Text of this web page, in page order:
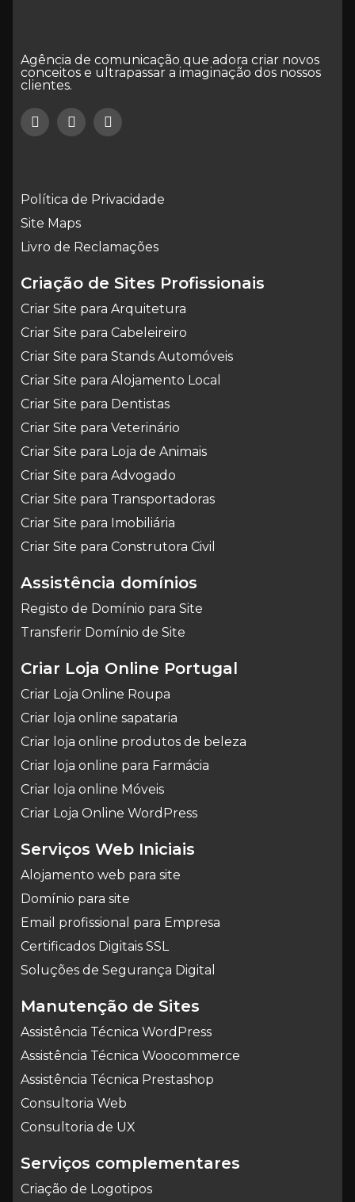
Agência de comunicação que adora criar novos
conceitos e ultrapassar a imaginação dos nossos
clientes.
Política de Privacidade
Site Maps
Livro de Reclamações
Criação de Sites Profissionais
Criar Site para Arquitetura
Criar Site para Cabeleireiro
Criar Site para Stands Automóveis
Criar Site para Alojamento Local
Criar Site para Dentistas
Criar Site para Veterinário
Criar Site para Loja de Animais
Criar Site para Advogado
Criar Site para Transportadoras
Criar Site para Imobiliária
Criar Site para Construtora Civil
Assistência domínios
Registo de Domínio para Site
Transferir Domínio de Site
Criar Loja Online Portugal
Criar Loja Online Roupa
Criar loja online sapataria
Criar loja online produtos de beleza
Criar loja online para Farmácia
Criar loja online Móveis
Criar Loja Online WordPress
Serviços Web Iniciais
Alojamento web para site
Domínio para site
Email profissional para Empresa
Certificados Digitais SSL
Soluções de Segurança Digital
Manutenção de Sites
Assistência Técnica WordPress
Assistência Técnica Woocommerce
Assistência Técnica Prestashop
Consultoria Web
Consultoria de UX
Serviços complementares
Criação de Logotipos